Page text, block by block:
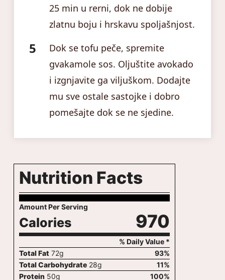
25 min u rerni, dok ne dobije
zlatnu boju i hrskavu spoljašnjost.
Dok se tofu peče, spremite
gvakamole sos. Oljuštite avokado
i izgnjavite ga viljuškom. Dodajte
mu sve ostale sastojke i dobro
pomešajte dok se ne sjedine.
Nutrition Facts
Amount Per Serving
Calories 970
% Daily Value *
Total Fat 72g 93%
Total Carbohydrate 28g 11%
Protein 50g 100%